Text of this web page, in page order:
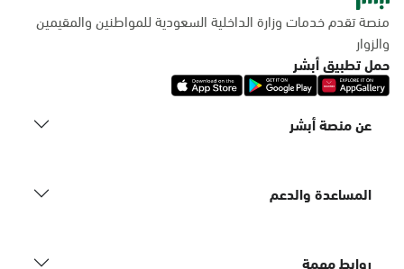
منصة تقدم خدمات وزارة الداخلية السعودية للمواطنين والمقيمين
والزوار
حمل تطبيق أبشر
عن منصة أبشر
المساعدة والدعم
روابط مهمة